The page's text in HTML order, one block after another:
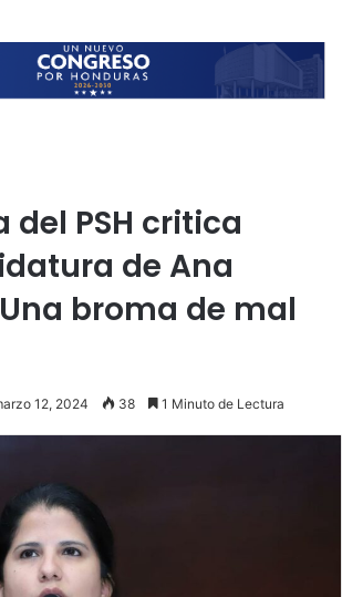
del PSH critica
de Ana
broma de mal
12, 2024 38 1 Minuto de Lectura